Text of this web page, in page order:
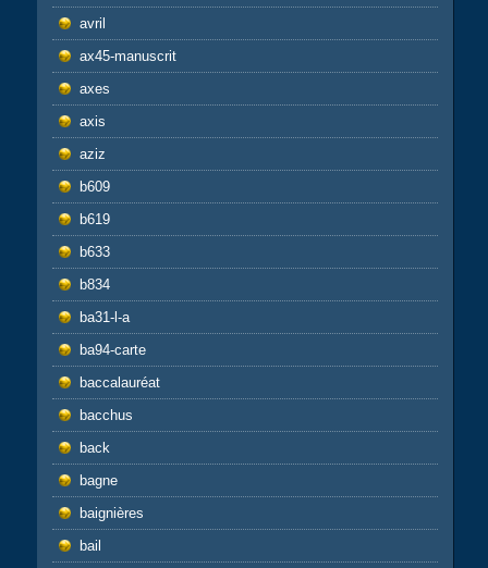
avril
ax45-manuscrit
axes
axis
aziz
b609
b619
b633
b834
ba31-l-a
ba94-carte
baccalauréat
bacchus
back
bagne
baignières
bail